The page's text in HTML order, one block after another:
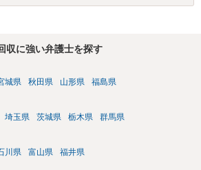
多いので、管轄裁判所のホームページを確
収に強い弁護士を探す
城県 秋田県 山形県 福島県
埼玉県 茨城県 栃木県 群馬県
川県 富山県 福井県